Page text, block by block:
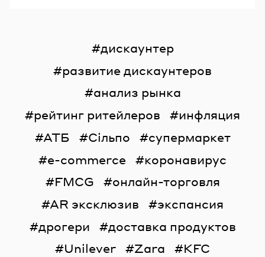
дискаунтер
развитие дискаунтеров
анализ рынка
рейтинг ритейлеров
инфляция
АТБ
Сільпо
супермаркет
e-commerce
коронавирус
FMCG
онлайн-торговля
AR эксклюзив
экспансия
дрогери
доставка продуктов
Unilever
Zara
KFC